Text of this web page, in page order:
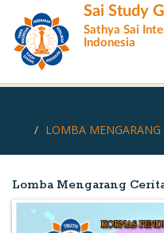
main
content
Sai Study
Sathya Sai
Indonesia
LOMBA
Lomba Mengarang